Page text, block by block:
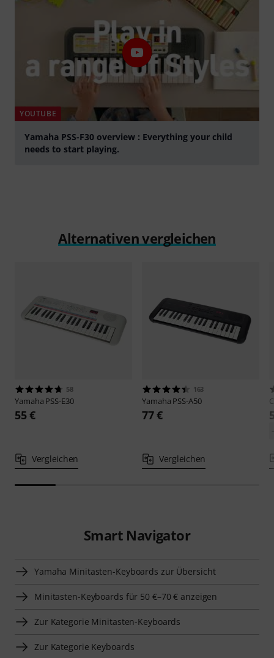
YOUTUBE
Yamaha PSS-F30 overview : Everything your child
needs to start playing.
Alternativen vergleichen
58
Yamaha PSS-E30
55 €
Vergleichen
163
Yamaha PSS-A50
77 €
Vergleichen
Smart Navigator
Yamaha Minitasten-Keyboards zur Übersicht
Minitasten-Keyboards für 50 €–70 € anzeigen
Zur Kategorie Minitasten-Keyboards
Zur Kategorie Keyboards